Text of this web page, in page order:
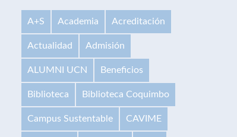
A+S Academia Acreditación
Actualidad Admisión
ALUMNI UCN Beneficios
Biblioteca Biblioteca Coquimbo
Campus Sustentable CAVIME